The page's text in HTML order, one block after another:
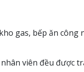
gas, bếp ăn công
viên đều được